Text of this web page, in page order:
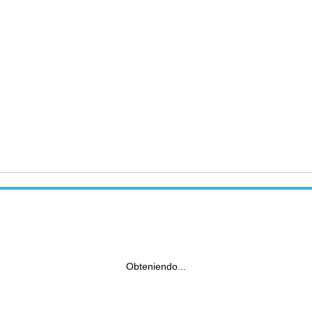
Obteniendo...